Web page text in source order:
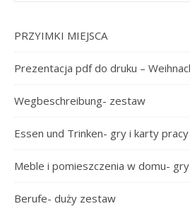
PRZYIMKI MIEJSCA
Prezentacja pdf do druku –
Wegbeschreibung- zestaw
Essen und Trinken- gry i karty pracy
Meble i pomieszczenia w domu-
Berufe- duży zestaw